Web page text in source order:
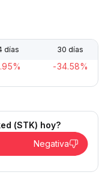
días 30 días
-34.58%
(STK) hoy?
Negativa